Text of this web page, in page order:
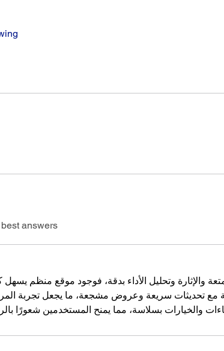
best answers
والإثارة وتحليل الأداء بدقة، فوجود موقع منظم
مع تحديثات سريعة وعروض مشجعة، ما يجعل تجربة
والخيارات بسلاسة، مما يمنح المستخدمين شعورًا